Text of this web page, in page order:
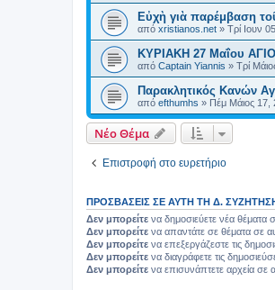
Εὐχὴ γιὰ παρέμβαση
από xristianos.net » Τρί Ιουν
ΚΥΡΙΑΚΗ 27 Μαΐου
από Captain Yiannis » Τρί
Παρακλητικός Κανών
από efthumhs » Πέμ Μάιος 17,
Νέο Θέμα
Επιστροφή στο ευρετήριο
ΠΡΟΣΒΆΣΕΙΣ ΣΕ ΑΥΤΉ ΤΗ Δ.
Δεν μπορείτε να δημοσιεύετε νέα θέματα
Δεν μπορείτε να απαντάτε σε θέματα σε
Δεν μπορείτε να επεξεργάζεστε τις
Δεν μπορείτε να διαγράφετε τις
Δεν μπορείτε να επισυνάπτετε αρχεία σε